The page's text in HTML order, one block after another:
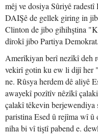
mêj ve dosiya Sûriyê
DAIŞê de gellek giring in
Clinton de jibo gihihştina
dîrokî jibo Partiya Demokrat.
Amerîkiyan berî nezîkî deh
vekirî gotin ku ew li dijî her
ne. Rûsya herdem dê aliyê
awayekî pozîtîv nêzîkî
çalakî têkevin
paristina Esed û rejîma wî
niha bi vî tiştî pabend e.